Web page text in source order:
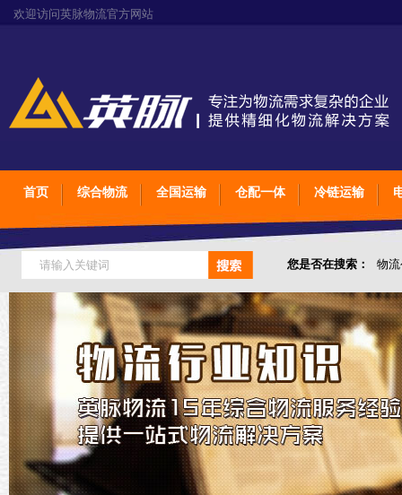
欢迎访问英脉物流官方网站
首页 综合物流 全国运输 仓配一体 冷链运输
您是否在搜索： 物
仓储综合专业定制物